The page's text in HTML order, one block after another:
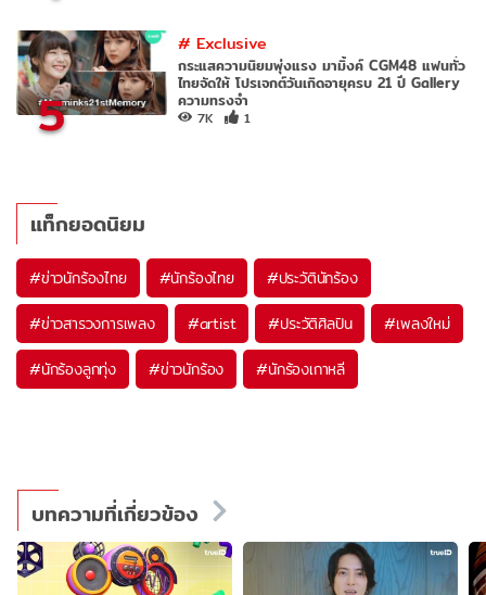
5
#Exclusive
กระแสความนิยมพุ่งแรง มามิ้งค์ CGM48 แฟนทั่ว
ไทยจัดให้ โปรเจกต์วันเกิดอายุครบ 21 ปี Gallery
ความทรงจำ
7K 1
แท็กยอดนิยม
#ข่าวนักร้องไทย #นักร้องไทย #ประวัตินักร้อง
#ข่าวสารวงการเพลง #artist #ประวัติศิลปิน #เพลงใหม่
#นักร้องลูกทุ่ง #ข่าวนักร้อง #นักร้องเกาหลี
บทความที่เกี่ยวข้อง